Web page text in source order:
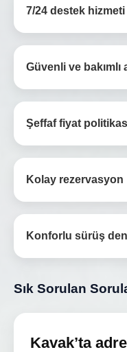
7/24 destek hizmeti
Güvenli ve bakımlı
Şeffaf fiyat
Kolay rezervasyon
Konforlu sürüş
Sık Sorulan
Kavak’ta